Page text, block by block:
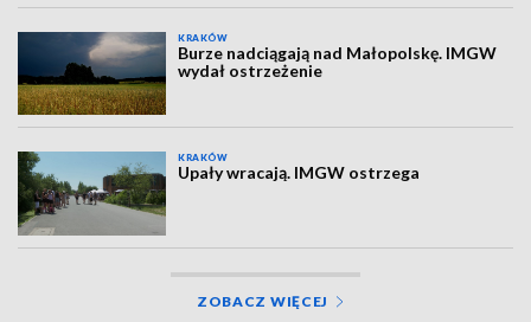
KRAKÓW
Burze nadciągają nad Małopolskę. IMGW
wydał ostrzeżenie
KRAKÓW
Upały wracają. IMGW ostrzega
ZOBACZ WIĘCEJ